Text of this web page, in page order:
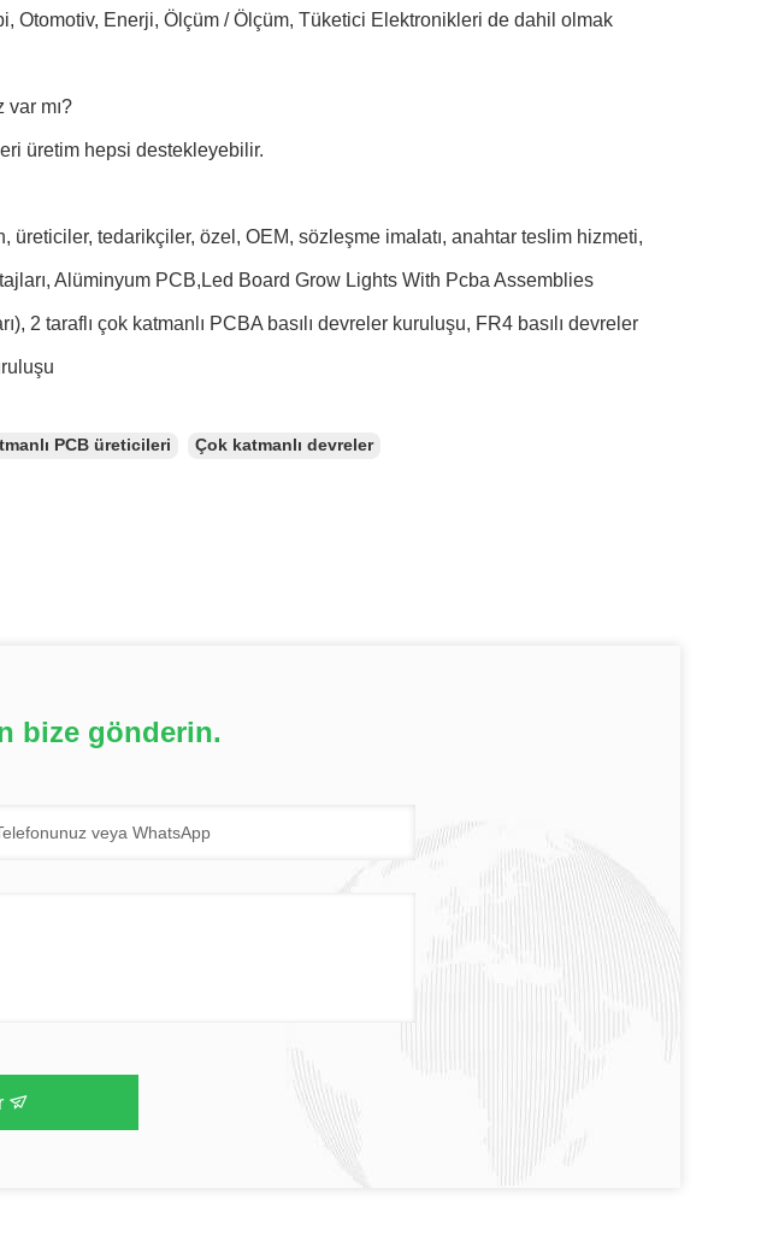
Otomotiv, Enerji, Ölçüm / Ölçüm, Tüketici Elektronikleri de dahil olmak
var mı?
üretim hepsi destekleyebilir.
üreticiler, tedarikçiler, özel, OEM, sözleşme imalatı, anahtar teslim hizmeti,
Alüminyum PCB,Led Board Grow Lights With Pcba Assemblies
2 taraflı çok katmanlı PCBA basılı devreler kuruluşu, FR4 basılı devreler
PCB üreticileri Çok katmanlı devreler
bize gönderin.